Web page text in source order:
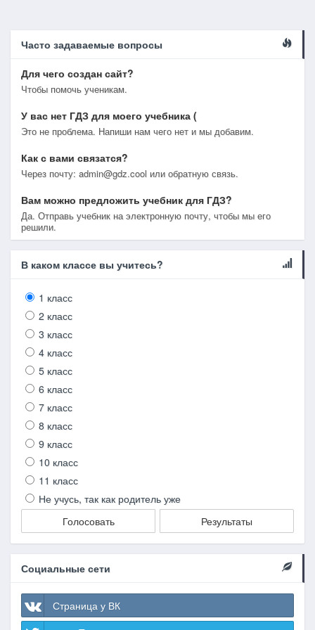
Часто задаваемые вопросы
Для чего создан сайт?
Чтобы помочь ученикам.
У вас нет ГДЗ для моего учебника (
Это не проблема. Напиши нам чего нет и мы добавим.
Как с вами связатся?
Через почту: admin@gdz.cool или обратную связь.
Вам можно предложить учебник для ГДЗ?
Да. Отправь учебник на электронную почту, чтобы мы его
решили.
В каком классе вы учитесь?
1 класс
2 класс
3 класс
4 класс
5 класс
6 класс
7 класс
8 класс
9 класс
10 класс
11 класс
Не учусь, так как родитель уже
Голосовать
Результаты
Социальные сети
Страница у ВК